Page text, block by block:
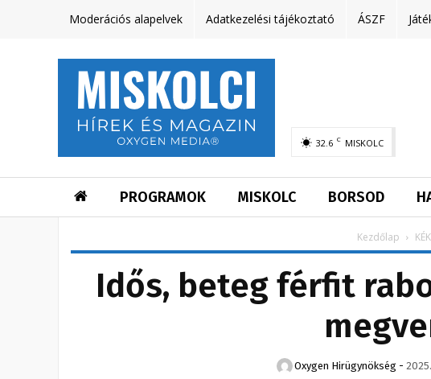
Moderációs alapelvek Adatkezelési tájékoztató ÁSZF
32.6 C MISKOLC
PROGRAMOK MISKOLC BORSOD
Kezdőlap
Idős, beteg férfit
Oxygen Hirügynökség -